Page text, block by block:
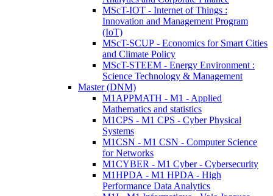
MScT-IOT - Internet of Things :
Innovation and Management Program
(IoT)
MScT-SCUP - Economics for Smart Cities
and Climate Policy
MScT-STEEM - Energy Environment :
Science Technology & Management
Master (DNM)
M1APPMATH - M1 - Applied
Mathematics and statistics
M1CPS - M1 CPS - Cyber Physical
Systems
M1CSN - M1 CSN - Computer Science
for Networks
M1CYBER - M1 Cyber - Cybersecurity
M1HPDA - M1 HPDA - High
Performance Data Analytics